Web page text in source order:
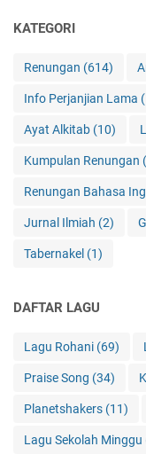
KATEGORI
Renungan (614)
Info Perjanjian Lama
Ayat Alkitab (10)
Kumpulan Renungan
Renungan Bahasa
Jurnal Ilmiah (2)
Tabernakel (1)
DAFTAR LAGU
Lagu Rohani (69)
Praise Song (34)
Planetshakers (11)
Lagu Sekolah Minggu